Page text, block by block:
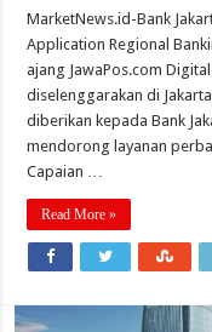
MarketNews.id-Bank
Application Regional
ajang JawaPos.com
diselenggarakan di
diberikan kepada Bank
mendorong layanan
Capaian …
Read More »